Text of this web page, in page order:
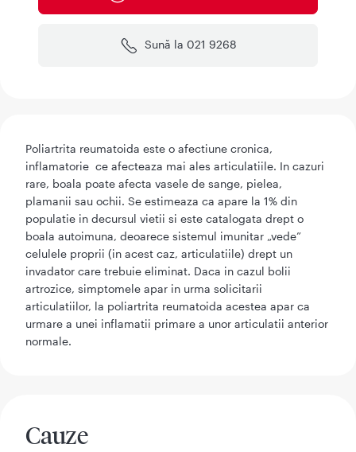
Sună la 021 9268
Poliartrita reumatoida este o afectiune cronica,
inflamatorie ce afecteaza mai ales articulatiile. In cazuri
rare, boala poate afecta vasele de sange, pielea,
plamanii sau ochii. Se estimeaza ca apare la 1% din
populatie in decursul vietii si este catalogata drept o
boala autoimuna, deoarece sistemul imunitar „vede”
celulele proprii (in acest caz, articulatiile) drept un
invadator care trebuie eliminat. Daca in cazul bolii
artrozice, simptomele apar in urma solicitarii
articulatiilor, la poliartrita reumatoida acestea apar ca
urmare a unei inflamatii primare a unor articulatii anterior
normale.
Cauze